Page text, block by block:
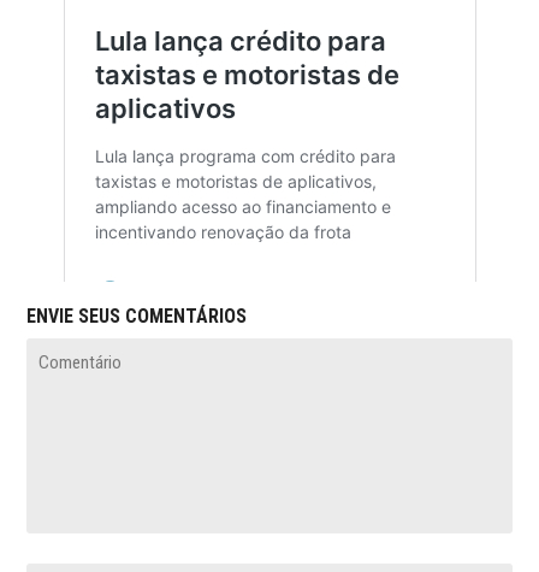
ENVIE SEUS COMENTÁRIOS